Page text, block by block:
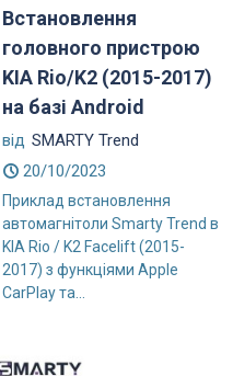
Встановлення
головного пристрою
KIA Rio/K2 (2015-2017)
на базі Android
від SMARTY Trend
20/10/2023
Приклад встановлення
автомагнітоли Smarty Trend в
KIA Rio / K2 Facelift (2015-
2017) з функціями Apple
CarPlay та...